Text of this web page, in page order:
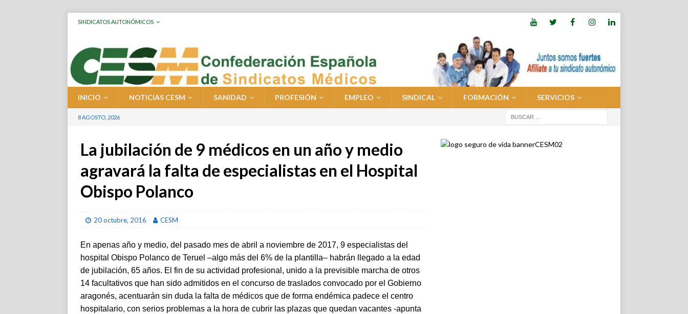
SINDICATOS AUTONÓMICOS
INICIO NOTICIAS CESM SANIDAD PROFESIÓN EMPLEO SINDICAL FORMACIÓN SERVICIOS
8 AGOSTO, 2026
La jubilación de 9 médicos en un año y medio
agravará la falta de especialistas en el Hospital
Obispo Polanco
20 octubre, 2016 CESM
En apenas año y medio, del pasado mes de abril a noviembre de 2017, 9 especialistas del
hospital Obispo Polanco de Teruel –algo más del 6% de la plantilla– habrán llegado a la edad
de jubilación, 65 años. El fin de su actividad profesional, unido a la previsible marcha de otros
14 facultativos que han sido admitidos en el concurso de traslados convocado por el Gobierno
aragonés, acentuarán sin duda la falta de médicos que de forma endémica padece el centro
hospitalario, con serios problemas a la hora de cubrir las plazas que quedan vacantes -apunta